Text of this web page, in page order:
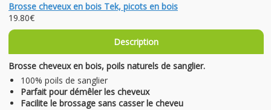
Brosse cheveux en bois Tek, picots en bois
19.80€
Description
Brosse cheveux en bois, poils naturels de sanglier.
100% poils de sanglier
Parfait pour démêler les cheveux
Facilite le brossage sans casser le cheveu